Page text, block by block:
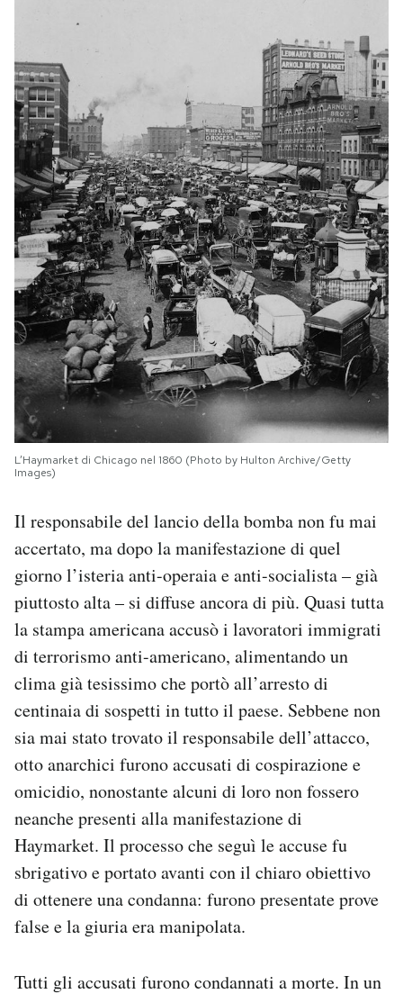
L’Haymarket di Chicago nel 1860 (Photo by Hulton Archive/Getty
Images)
Il responsabile del lancio della bomba non fu mai
accertato, ma dopo la manifestazione di quel
giorno l’isteria anti-operaia e anti-socialista – già
piuttosto alta – si diffuse ancora di più. Quasi tutta
la stampa americana accusò i lavoratori immigrati
di terrorismo anti-americano, alimentando un
clima già tesissimo che portò all’arresto di
centinaia di sospetti in tutto il paese. Sebbene non
sia mai stato trovato il responsabile dell’attacco,
otto anarchici furono accusati di cospirazione e
omicidio, nonostante alcuni di loro non fossero
neanche presenti alla manifestazione di
Haymarket. Il processo che seguì le accuse fu
sbrigativo e portato avanti con il chiaro obiettivo
di ottenere una condanna: furono presentate prove
false e la giuria era manipolata.
Tutti gli accusati furono condannati a morte. In un